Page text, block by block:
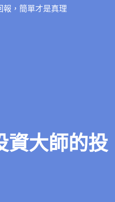
報，簡單才是真理
資大師的投